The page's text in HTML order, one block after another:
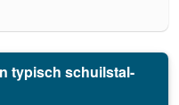
typisch schuilstal-